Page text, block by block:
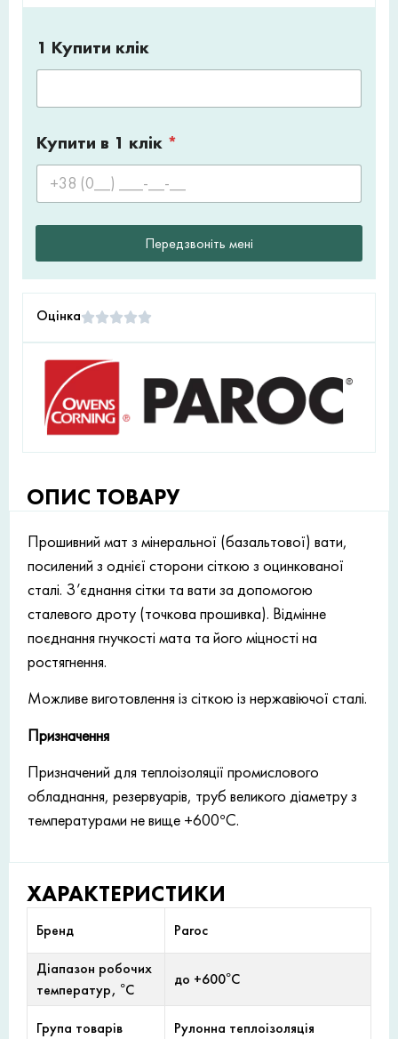
1 Купити клік
Купити в 1 клік *
Передзвоніть мені
Оцінка
ОПИС ТОВАРУ
Прошивний мат з мінеральної (базальтової) вати,
посилений з однієї сторони сіткою з оцинкованої
сталі. З’єднання сітки та вати за допомогою
сталевого дроту (точкова прошивка). Відмінне
поєднання гнучкості мата та його міцності на
ростягнення.
Можливе виготовлення із сіткою із нержавіючої сталі.
Призначення
Призначений для теплоізоляції промислового
обладнання, резервуарів, труб великого діаметру з
температурами не вище +600°С.
ХАРАКТЕРИСТИКИ
Бренд Paroc
Діапазон робочих
температур, °С
до +600°С
Група товарів Рулонна теплоізоляція